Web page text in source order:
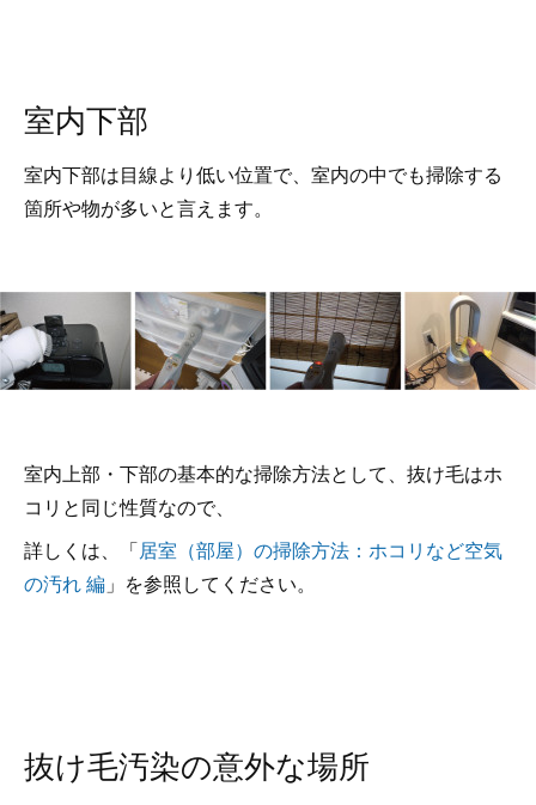
室内下部
室内下部は目線より低い位置で、室内の中でも掃除する
箇所や物が多いと言えます。
室内上部・下部の基本的な掃除方法として、抜け毛はホ
コリと同じ性質なので、
詳しくは、「居室（部屋）の掃除方法：ホコリなど空気
の汚れ 編 」を参照してください。
抜け毛汚染の意外な場所